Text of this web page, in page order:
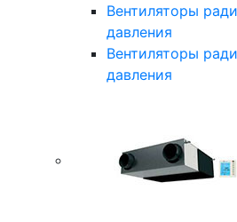
Вентиляторы
давления
Вентиляторы
давления